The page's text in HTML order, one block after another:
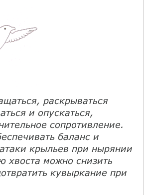
раскрываться
и опускаться,
сопротивление.
баланс и
крыльев при нырянии
хвоста можно снизить
кувыркание при